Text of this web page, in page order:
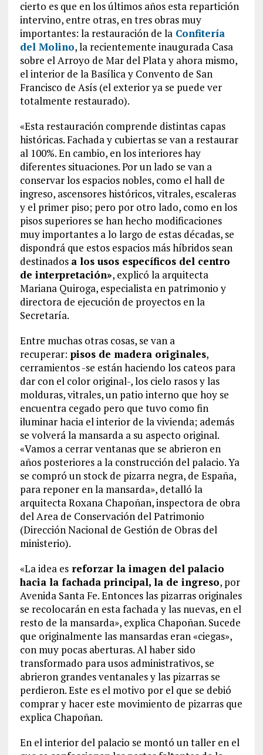
cierto es que en los últimos años esta repartición
intervino, entre otras, en tres obras muy
importantes: la restauración de laConfitería
del Molino, la recientemente inaugurada Casa
sobre el Arroyo de Mar del Plata y ahora mismo,
el interior de la Basílica y Convento de San
Francisco de Asís (el exterior ya se puede ver
totalmente restaurado).
«Esta restauración comprende distintas capas
históricas. Fachada y cubiertas se van a restaurar
al 100%. En cambio, en los interiores hay
diferentes situaciones. Por un lado se van a
conservar los espacios nobles, como el hall de
ingreso, ascensores históricos, vitrales, escaleras
y el primer piso; pero por otro lado, como en los
pisos superiores se han hecho modificaciones
muy importantes a lo largo de estas décadas, se
dispondrá que estos espacios más híbridos sean
destinados a los usos específicos del centro
de interpretación», explicó la arquitecta
Mariana Quiroga, especialista en patrimonio y
directora de ejecución de proyectos en la
Secretaría.
Entre muchas otras cosas, se van a
recuperar: pisos de madera originales,
cerramientos -se están haciendo los cateos para
dar con el color original-, los cielo rasos y las
molduras, vitrales, un patio interno que hoy se
encuentra cegado pero que tuvo como fin
iluminar hacia el interior de la vivienda; además
se volverá la mansarda a su aspecto original.
«Vamos a cerrar ventanas que se abrieron en
años posteriores a la construcción del palacio. Ya
se compró un stock de pizarra negra, de España,
para reponer en la mansarda», detalló la
arquitecta Roxana Chapoñan, inspectora de obra
del Area de Conservación del Patrimonio
(Dirección Nacional de Gestión de Obras del
ministerio).
«La idea esreforzar la imagen del palacio
hacia la fachada principal, la de ingreso, por
Avenida Santa Fe. Entonces las pizarras originales
se recolocarán en esta fachada y las nuevas, en el
resto de la mansarda», explica Chapoñan. Sucede
que originalmente las mansardas eran «ciegas»,
con muy pocas aberturas. Al haber sido
transformado para usos administrativos, se
abrieron grandes ventanales y las pizarras se
perdieron. Este es el motivo por el que se debió
comprar y hacer este movimiento de pizarras que
explica Chapoñan.
En el interior del palacio se montó un taller en el